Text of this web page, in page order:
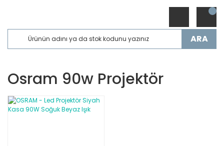
ARA
Osram 90w Projektör